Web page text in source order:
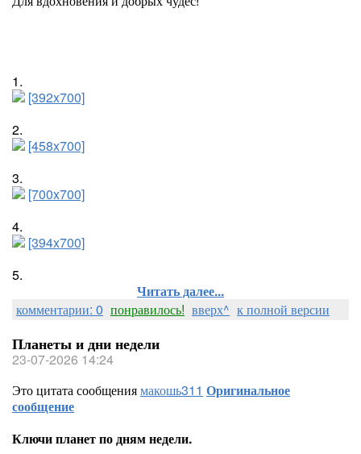
1.
[392x700]
2.
[458x700]
3.
[700x700]
4.
[394x700]
5.
Читать далее...
комментарии: 0 понравилось! вверх^ к полной версии
Планеты и дни недели
23-07-2026 14:24
Это цитата сообщениямакошь311 Оригинальное
сообщение
Ключи планет по дням недели.